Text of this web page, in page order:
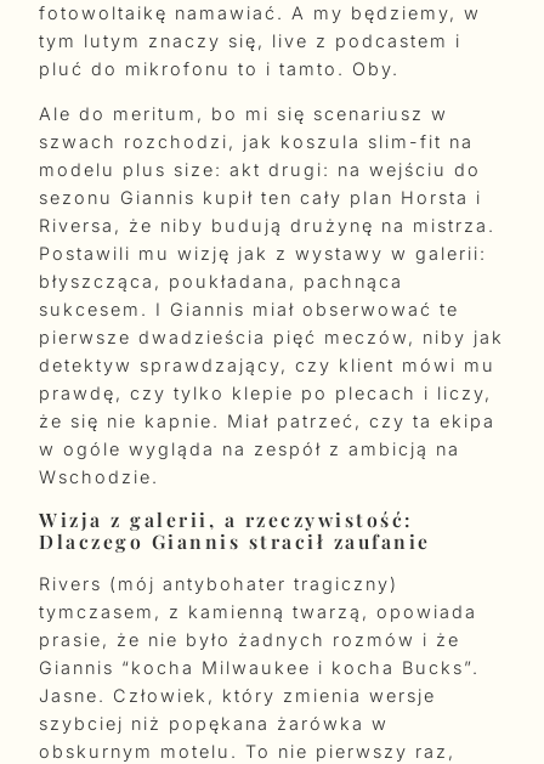
fotowoltaikę namawiać. A my będziemy, w
tym lutym znaczy się, live z podcastem i
pluć do mikrofonu to i tamto. Oby.
Ale do meritum, bo mi się scenariusz w
szwach rozchodzi, jak koszula slim-fit na
modelu plus size: akt drugi: na wejściu do
sezonu Giannis kupił ten cały plan Horsta i
Riversa, że niby budują drużynę na mistrza.
Postawili mu wizję jak z wystawy w galerii:
błyszcząca, poukładana, pachnąca
sukcesem. I Giannis miał obserwować te
pierwsze dwadzieścia pięć meczów, niby jak
detektyw sprawdzający, czy klient mówi mu
prawdę, czy tylko klepie po plecach i liczy,
że się nie kapnie. Miał patrzeć, czy ta ekipa
w ogóle wygląda na zespół z ambicją na
Wschodzie.
Wizja z galerii, a rzeczywistość:
Dlaczego Giannis stracił zaufanie
Rivers (mój antybohater tragiczny)
tymczasem, z kamienną twarzą, opowiada
prasie, że nie było żadnych rozmów i że
Giannis “kocha Milwaukee i kocha Bucks”.
Jasne. Człowiek, który zmienia wersje
szybciej niż popękana żarówka w
obskurnym motelu. To nie pierwszy raz,